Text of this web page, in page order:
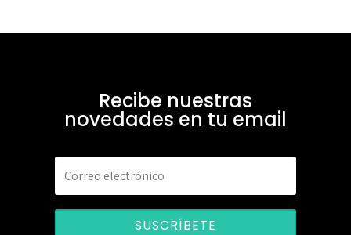
Recibe nuestras
novedades en tu email
SUSCRÍBETE